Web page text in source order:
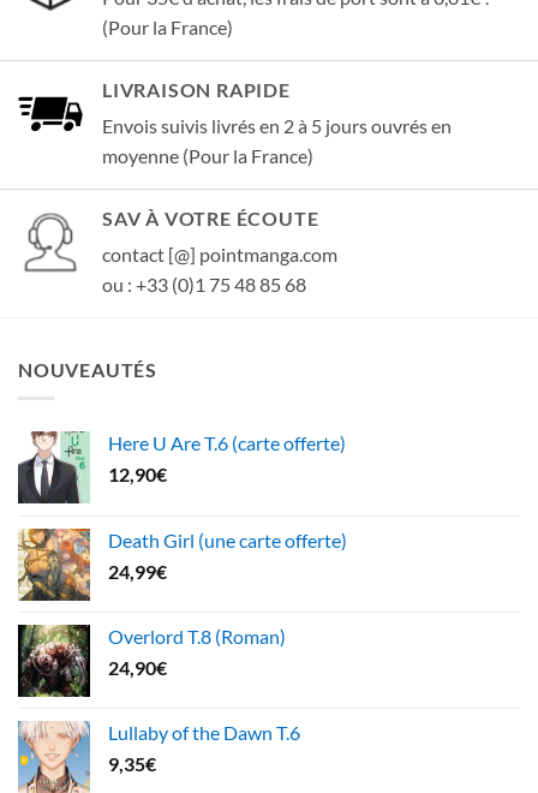
(Pour la France)
LIVRAISON RAPIDE
Envois suivis livrés en 2 à 5 jours ouvrés en
moyenne (Pour la France)
SAV À VOTRE ÉCOUTE
contact [@] pointmanga.com
ou : +33 (0)1 75 48 85 68
NOUVEAUTÉS
Here U Are T.6 (carte offerte)
12,90€
Death Girl (une carte offerte)
24,99€
Overlord T.8 (Roman)
24,90€
Lullaby of the Dawn T.6
9,35€